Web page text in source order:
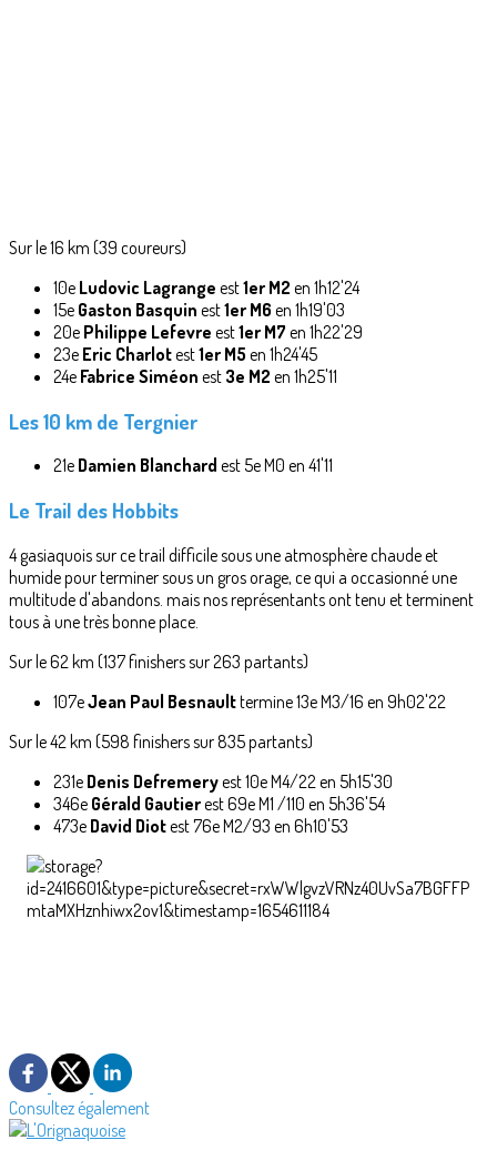
Sur le 16 km (39 coureurs)
10e Ludovic Lagrange est1er M2 en 1h12'24
15e Gaston Basquin est1er M6 en 1h19'03
20e Philippe Lefevre est1er M7 en 1h22'29
23e Eric Charlotest1er M5 en 1h24'45
24e Fabrice Siméon est 3e M2 en 1h25'11
Les 10 km de Tergnier
21e Damien Blanchard est 5e M0 en 41'11
Le Trail des Hobbits
4 gasiaquois sur ce trail difficile sous une atmosphère chaude et
humide pour terminer sous un gros orage, ce qui a occasionné une
multitude d'abandons. mais nos représentants ont tenu et terminent
tous à une très bonne place.
Sur le 62 km (137 finishers sur 263 partants)
107eJean Paul Besnaulttermine 13e M3/16 en 9h02'22
Sur le 42 km (598 finishers sur 835 partants)
231e Denis Defremeryest 10e M4/22 en 5h15'30
346e Gérald Gautierest 69e M1 /110 en 5h36'54
473e David Diotest 76e M2/93 en 6h10'53
Consultez également